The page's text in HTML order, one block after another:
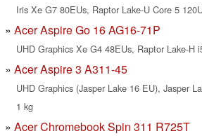
Iris Xe G7 80EUs, Raptor Lake-U Core 5
Acer Aspire Go 16 AG16-71P
UHD Graphics Xe G4 48EUs, Raptor Lake-H
Acer Aspire 3 A311-45
UHD Graphics (Jasper Lake 16 EU), Jasper
1 kg
Acer Chromebook Spin 311 R725T